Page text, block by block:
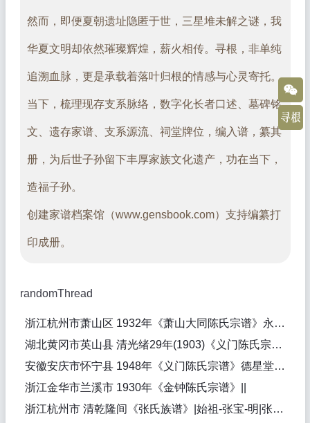
然而，即便夏朝遗址隐匿于世，三星堆未解之谜，我
华夏文明却依然璀璨辉煌，薪火相传。寻根，非单纯
追溯血脉，更是承载着落叶归根的情感与心灵寄托。
当下，梳理现存支系脉络，数字化长者口述、墓碑铭
文、遗存家谱、支系源流、祠堂牌位，编入谱，纂其
册，为后世子孙留下丰厚家族文化遗产，功在当下，
造福子孙。
创建家谱档案馆（www.gensbook.com）支持编纂打
印成册。
randomThread
浙江杭州市萧山区 1932年《萧山大同陈氏宗谱》永和堂||
湖北黄冈市英山县 清光绪29年(1903)《义门陈氏宗谱》颖川堂|始祖-陈思洪-宋，始迁祖-陈茂实-明，始迁祖-陈茂能-明，一世祖-陈天寿-元，始迁祖-陈茂舟-明，始祖-陈思澄-宋|陈承鼎（纂修）
安徽安庆市怀宁县 1948年《义门陈氏宗谱》德星堂||陈剑潭（纂修）
浙江金华市兰溪市 1930年《金钟陈氏宗谱》||
浙江杭州市 清乾隆间《张氏族谱》|始祖-张宝-明|张振河（纂修）